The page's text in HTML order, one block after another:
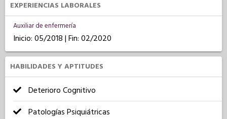
EXPERIENCIAS LABORALES
Auxiliar de enfermería
Inicio: 05/2018 | Fin: 02/2020
HABILIDADES Y APTITUDES
Deterioro Cognitivo
Patologías Psiquiátricas